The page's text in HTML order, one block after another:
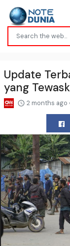
Update
yang
2 months ago